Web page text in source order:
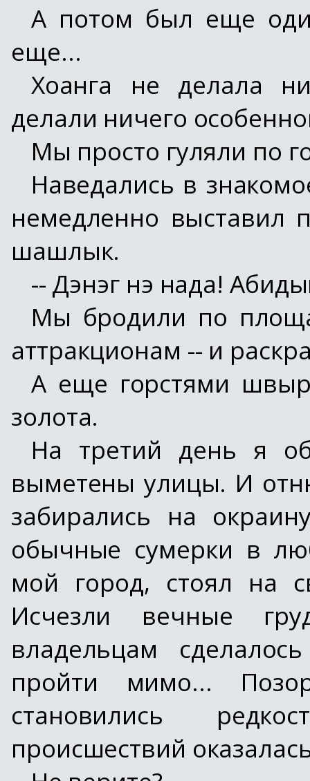
А потом был еще
еще...
Хоанга не делала
делали ничего
Мы просто гуляли по
Наведались в
немедленно выставил
шашлык.
-- Дэнэг нэ нада!
Мы бродили по
аттракционам -- и
А еще горстями
золота.
На третий день я
выметены улицы. И
забирались на
обычные сумерки в
мой город, стоял на
Исчезли вечные
владельцам
пройти мимо...
становились
происшествий